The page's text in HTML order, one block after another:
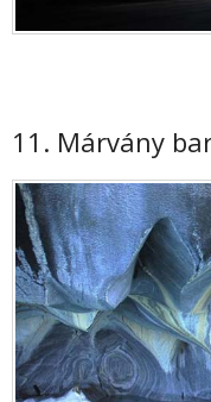
11. Márvány